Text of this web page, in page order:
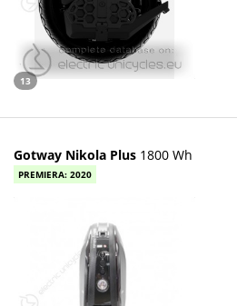
13
Gotway Nikola Plus 1800 Wh
PREMIERA: 2020